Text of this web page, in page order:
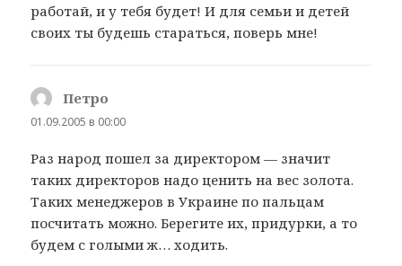
работай, и у тебя будет! И для семьи и детей
своих ты будешь стараться, поверь мне!
Петро
01.09.2005 в 00:00
Раз народ пошел за директором — значит
таких директоров надо ценить на вес золота.
Таких менеджеров в Украине по пальцам
посчитать можно. Берегите их, придурки, а то
будем с голыми ж… ходить.